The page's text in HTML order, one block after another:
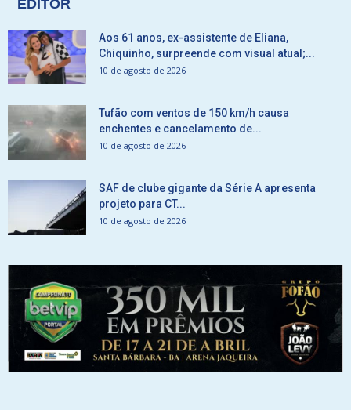
EDITOR
Aos 61 anos, ex-assistente de Eliana,
Chiquinho, surpreende com visual atual;...
10 de agosto de 2026
Tufão com ventos de 150 km/h causa
enchentes e cancelamento de...
10 de agosto de 2026
SAF de clube gigante da Série A apresenta
projeto para CT...
10 de agosto de 2026